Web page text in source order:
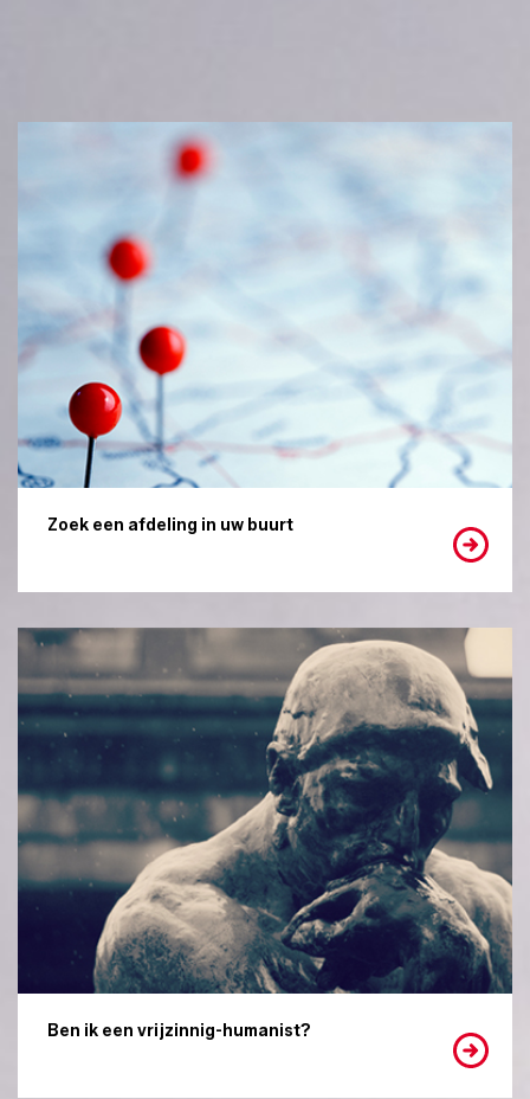
Zoek een afdeling in uw buurt
Ben ik een vrijzinnig-humanist?